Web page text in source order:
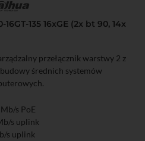
135 16xGE (2x bt 90, 14x
przełącznik warstwy 2 z
średnich systemów
s PoE
s uplink
s uplink